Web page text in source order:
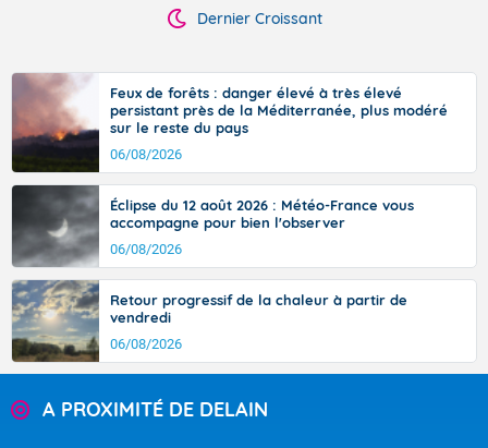
Dernier Croissant
Feux de forêts : danger élevé à très élevé
persistant près de la Méditerranée, plus modéré
sur le reste du pays
06/08/2026
Éclipse du 12 août 2026 : Météo-France vous
accompagne pour bien l'observer
06/08/2026
Retour progressif de la chaleur à partir de
vendredi
06/08/2026
A PROXIMITÉ DE DELAIN